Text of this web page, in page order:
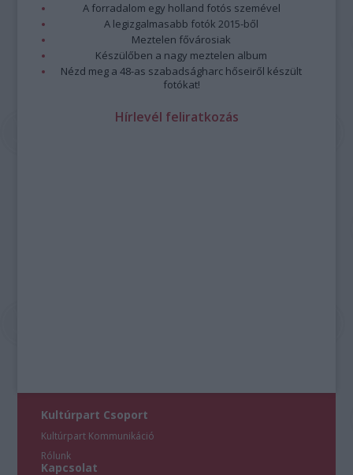
A forradalom egy holland fotós szemével
A legizgalmasabb fotók 2015-ből
Meztelen fővárosiak
Készülőben a nagy meztelen album
Nézd meg a 48-as szabadságharc hőseiről készült
fotókat!
Hírlevél feliratkozás
Kultúrpart Csoport
Kultúrpart Kommunikáció
Rólunk
Kapcsolat